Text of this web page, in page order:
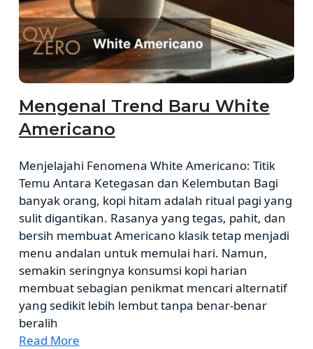
Mengenal Trend Baru White
Americano
Menjelajahi Fenomena White Americano: Titik
Temu Antara Ketegasan dan Kelembutan Bagi
banyak orang, kopi hitam adalah ritual pagi yang
sulit digantikan. Rasanya yang tegas, pahit, dan
bersih membuat Americano klasik tetap menjadi
menu andalan untuk memulai hari. Namun,
semakin seringnya konsumsi kopi harian
membuat sebagian penikmat mencari alternatif
yang sedikit lebih lembut tanpa benar-benar
beralih
Read More